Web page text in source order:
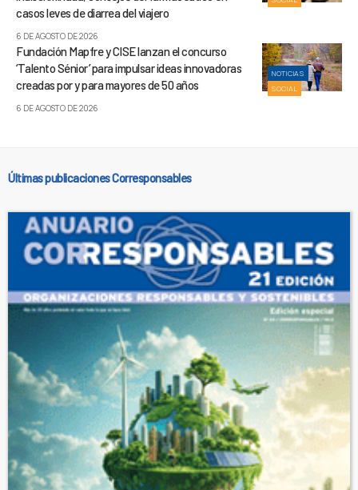
casos leves de diarrea del viajero
6 DE AGOSTO DE 2026
NOTICIAS
SOCIAL
Fundación Mapfre y CISE lanzan el concurso
‘Talento Sénior’ para impulsar ideas innovadoras
creadas por y para mayores de 50 años
6 DE AGOSTO DE 2026
Últimas publicaciones Corresponsables